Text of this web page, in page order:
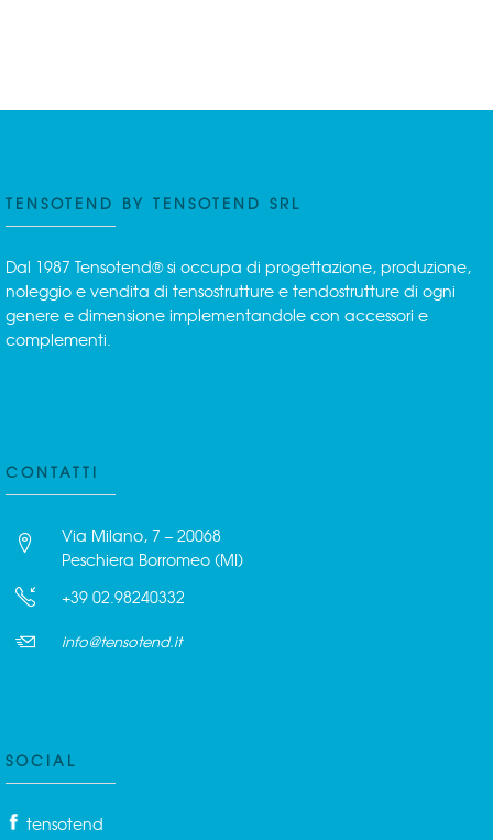
TENSOTEND BY TENSOTEND SRL
Dal 1987 Tensotend® si occupa di progettazione, produzione,
noleggio e vendita di tensostrutture e tendostrutture di ogni
genere e dimensione implementandole con accessori e
complementi.
CONTATTI
Via Milano, 7 – 20068
Peschiera Borromeo (MI)
+39 02.98240332
info@tensotend.it
SOCIAL
tensotend